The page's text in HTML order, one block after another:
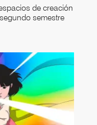
de creación
semestre